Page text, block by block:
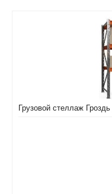
Грузовой стеллаж